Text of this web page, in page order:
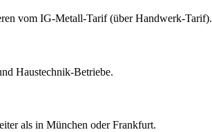
vom IG-Metall-Tarif (über Handwerk-Tarif).
Haustechnik-Betriebe.
als in München oder Frankfurt.